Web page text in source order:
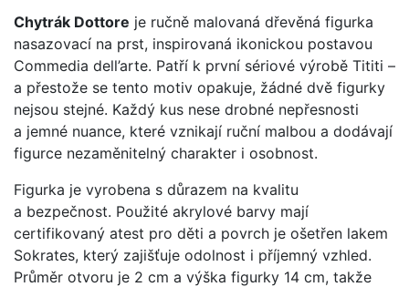
Chytrák Dottore je ručně malovaná dřevěná figurka
nasazovací na prst, inspirovaná ikonickou postavou
Commedia dell’arte. Patří k první sériové výrobě Tititi –
a přestože se tento motiv opakuje, žádné dvě figurky
nejsou stejné. Každý kus nese drobné nepřesnosti
a jemné nuance, které vznikají ruční malbou a dodávají
figurce nezaměnitelný charakter i osobnost.
Figurka je vyrobena s důrazem na kvalitu
a bezpečnost. Použité akrylové barvy mají
certifikovaný atest pro děti a povrch je ošetřen lakem
Sokrates, který zajišťuje odolnost i příjemný vzhled.
Průměr otvoru je 2 cm a výška figurky 14 cm, takže